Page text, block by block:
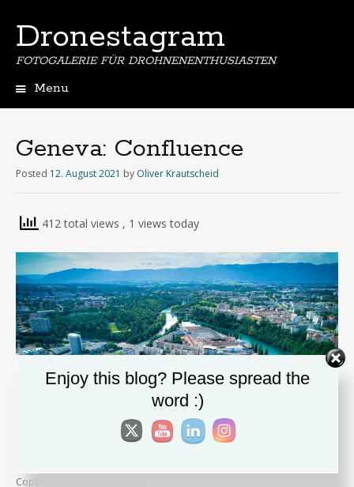
Dronestagram
FOTOGALERIE FÜR DROHNENENTHUSIASTEN
Menu
Geneva: Confluence
Posted 12. August 2021 by Oliver Krautscheid
412 total views , 1 views today
Copyright Oliver Krautscheid
Enjoy this blog? Please spread the
word :)